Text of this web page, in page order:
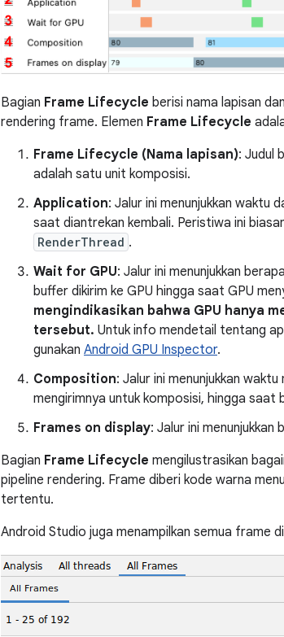
Bagian Frame Lifecycle berisi nama lapisan
rendering frame. Elemen Frame Lifecycle
Frame Lifecycle (Nama lapisan): Judul
adalah satu unit komposisi.
Application: Jalur ini menunjukkan waktu
saat diantrekan kembali. Peristiwa ini
RenderThread .
Wait for GPU: Jalur ini menunjukkan
buffer dikirim ke GPU hingga saat GPU
mengindikasikan bahwa GPU hanya
tersebut. Untuk info mendetail tentang
gunakan Android GPU Inspector.
Composition: Jalur ini menunjukkan
mengirimnya untuk komposisi, hingga saat
Frames on display: Jalur ini
Bagian Frame Lifecycle mengilustrasikan
pipeline rendering. Frame diberi kode warna
tertentu.
Android Studio juga menampilkan semua